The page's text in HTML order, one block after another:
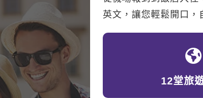
英文，讓您輕鬆開口，
12堂旅